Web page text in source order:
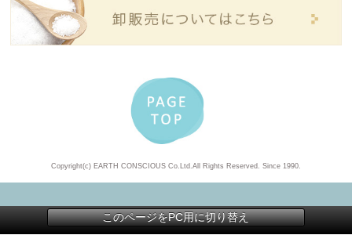
Copyright(c) EARTH CONSCIOUS Co.Ltd.All Rights Reserved. Since 1990.
このページをPC用に切り替え